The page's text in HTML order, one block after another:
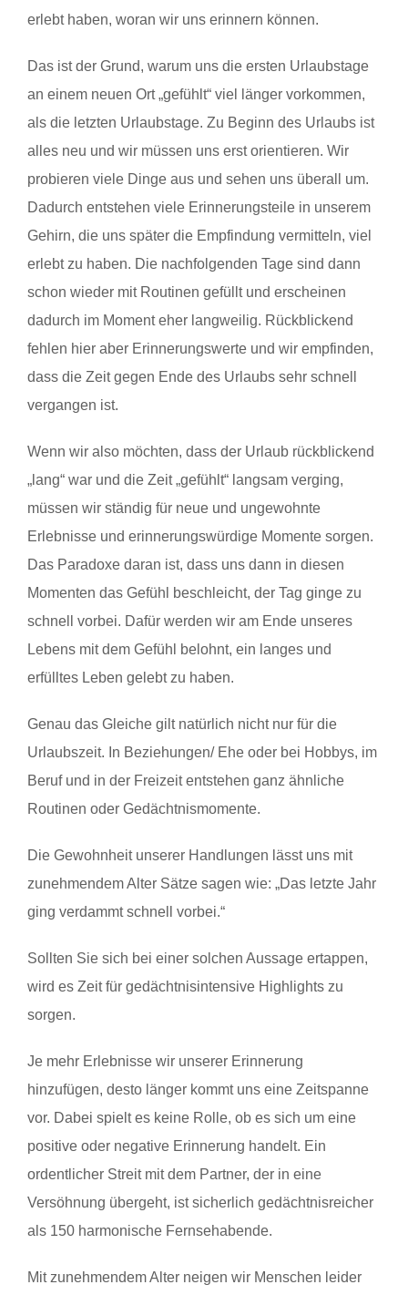
erlebt haben, woran wir uns erinnern können.
Das ist der Grund, warum uns die ersten Urlaubstage
an einem neuen Ort „gefühlt“ viel länger vorkommen,
als die letzten Urlaubstage. Zu Beginn des Urlaubs ist
alles neu und wir müssen uns erst orientieren. Wir
probieren viele Dinge aus und sehen uns überall um.
Dadurch entstehen viele Erinnerungsteile in unserem
Gehirn, die uns später die Empfindung vermitteln, viel
erlebt zu haben. Die nachfolgenden Tage sind dann
schon wieder mit Routinen gefüllt und erscheinen
dadurch im Moment eher langweilig. Rückblickend
fehlen hier aber Erinnerungswerte und wir empfinden,
dass die Zeit gegen Ende des Urlaubs sehr schnell
vergangen ist.
Wenn wir also möchten, dass der Urlaub rückblickend
„lang“ war und die Zeit „gefühlt“ langsam verging,
müssen wir ständig für neue und ungewohnte
Erlebnisse und erinnerungswürdige Momente sorgen.
Das Paradoxe daran ist, dass uns dann in diesen
Momenten das Gefühl beschleicht, der Tag ginge zu
schnell vorbei. Dafür werden wir am Ende unseres
Lebens mit dem Gefühl belohnt, ein langes und
erfülltes Leben gelebt zu haben.
Genau das Gleiche gilt natürlich nicht nur für die
Urlaubszeit. In Beziehungen/ Ehe oder bei Hobbys, im
Beruf und in der Freizeit entstehen ganz ähnliche
Routinen oder Gedächtnismomente.
Die Gewohnheit unserer Handlungen lässt uns mit
zunehmendem Alter Sätze sagen wie: „Das letzte Jahr
ging verdammt schnell vorbei.“
Sollten Sie sich bei einer solchen Aussage ertappen,
wird es Zeit für gedächtnisintensive Highlights zu
sorgen.
Je mehr Erlebnisse wir unserer Erinnerung
hinzufügen, desto länger kommt uns eine Zeitspanne
vor. Dabei spielt es keine Rolle, ob es sich um eine
positive oder negative Erinnerung handelt. Ein
ordentlicher Streit mit dem Partner, der in eine
Versöhnung übergeht, ist sicherlich gedächtnisreicher
als 150 harmonische Fernsehabende.
Mit zunehmendem Alter neigen wir Menschen leider